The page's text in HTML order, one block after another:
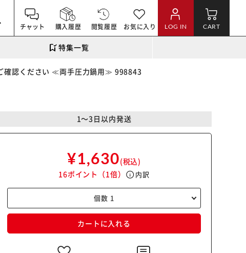
チャット 購入履歴 閲覧履歴 お気に入り LOG IN CART
特集一覧
確認ください ≪両手圧力鍋用≫ 998843
1～3日以内発送
¥1,630(税込)
16ポイント （1倍） info内訳
カートに入れる